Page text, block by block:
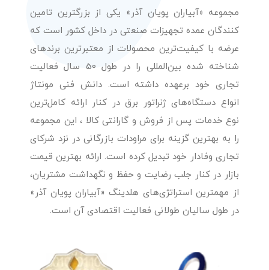
مجموعه «آبیاران پویان آذر» یکی از بزرگترین تامین
کنندگان عمده تجهیزات صنعتی در داخل کشور است که
عرضه با کیفیت‌ترین محصولات از معتبرترین برندهای
شناخته شده بین‌المللی را در طول 50 سال فعالیت
تجاری خود برعهده داشته است. دانش فنی مونتاژ
انواع دستگاه‌های ژنراتور برق در کنار ارائه کامل‌ترین
نوع خدمات پس از فروش و گارانتی کالا ، این مجموعه
را به بهترین گزینه برای مراودات بازرگانی در نزد شرکای
تجاری وفادار خود تبدیل کرده است. ارائه بهترین قیمت
بازار در کنار جلب رضایت و حفظ و نگهداشت مشتریان،
از مهمترین استراتژی‌های هلدینگ «آبیاران پویان آذر»
در طول سالیان طولانی فعالیت اقتصادی آن است.